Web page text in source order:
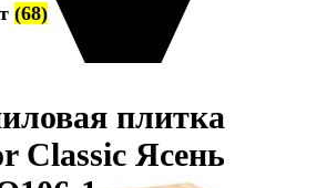
(68)
плитка
Classic Ясень